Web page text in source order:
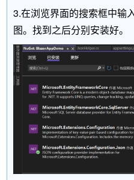
3.在浏览界面的搜索框中输
图。找到之后分别安装好。